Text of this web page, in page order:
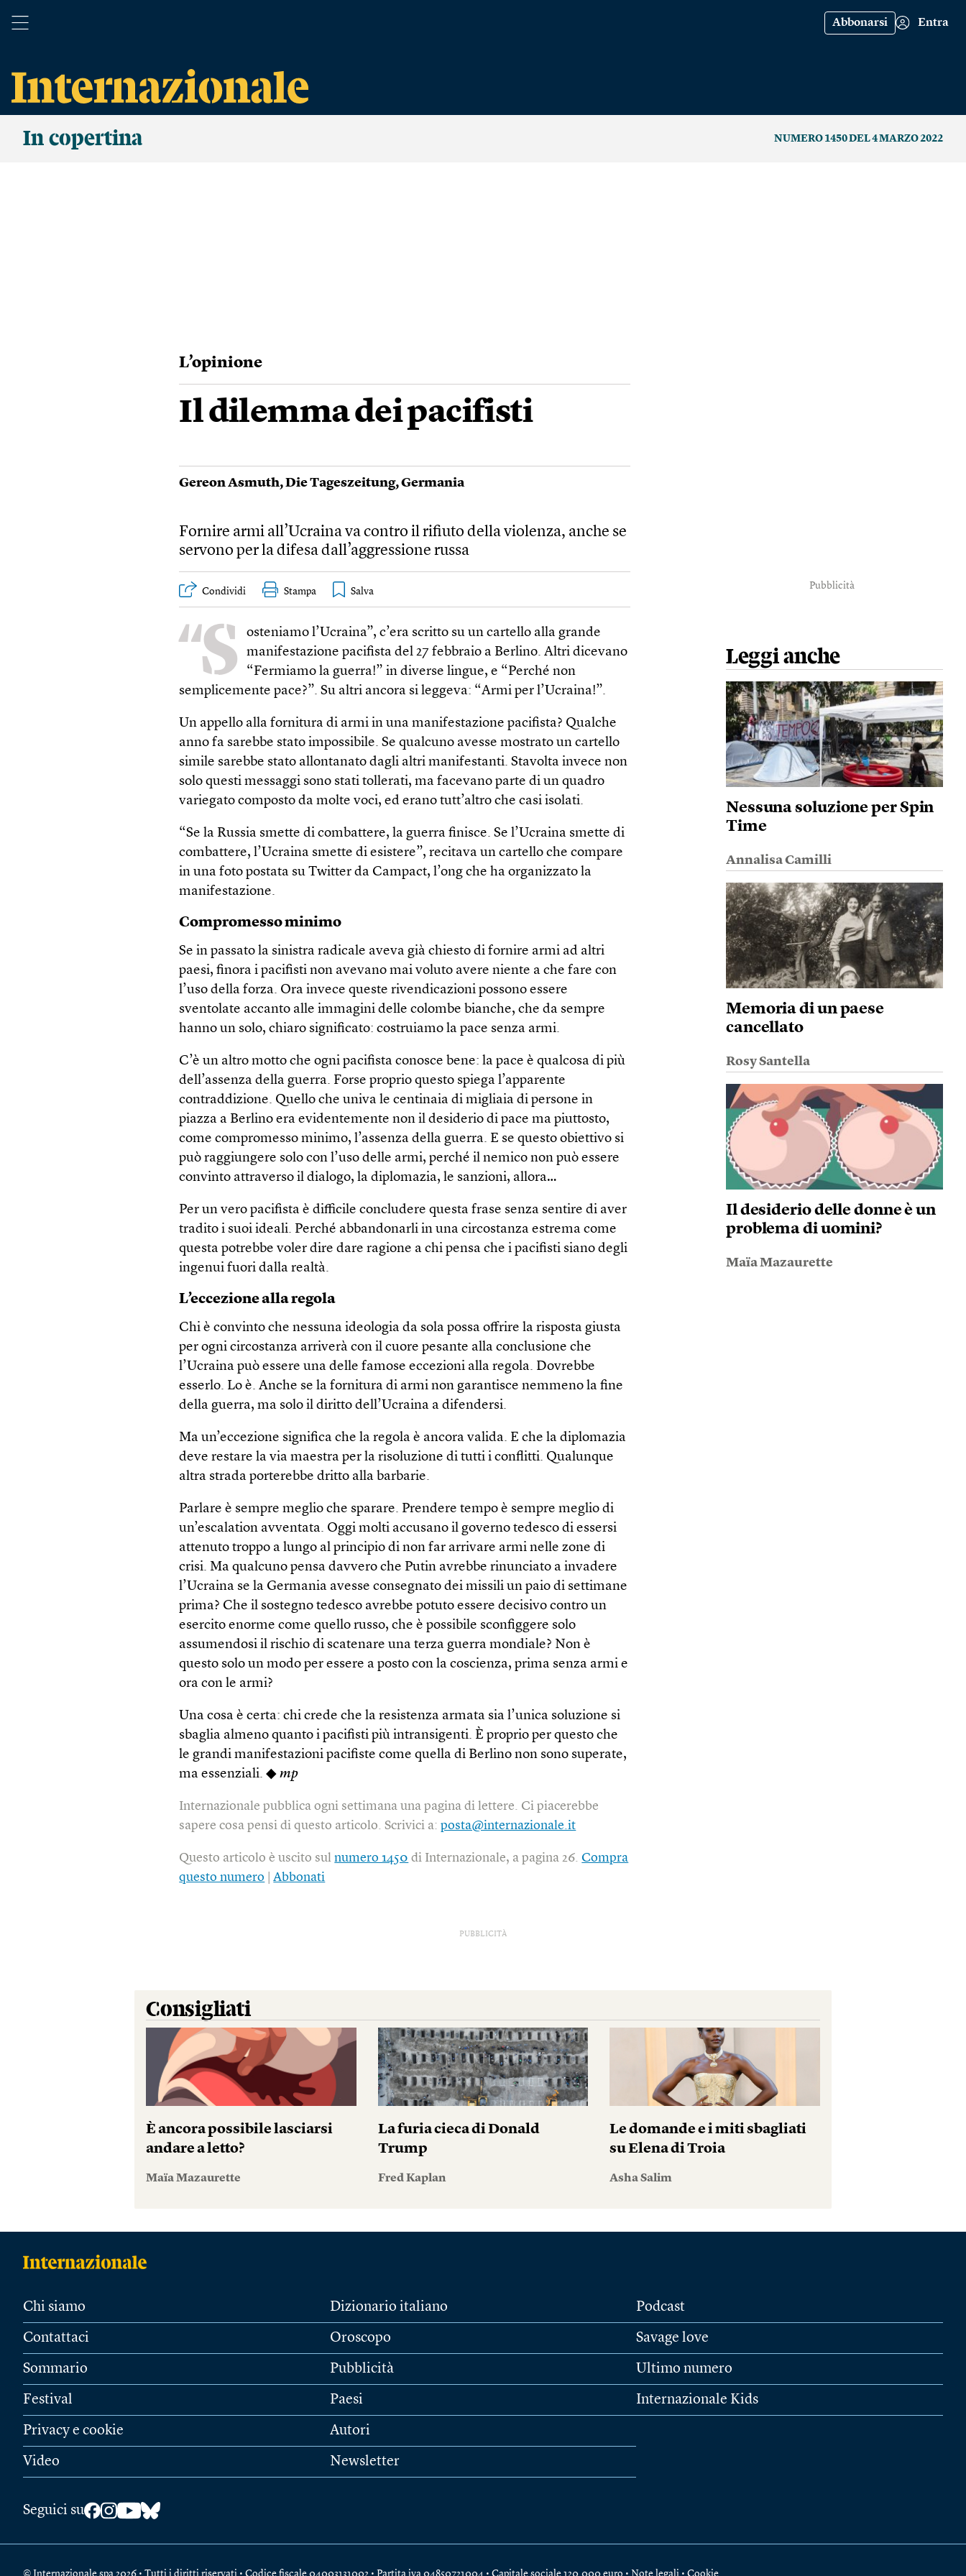
Abbonarsi Entra
In copertina NUMERO 1450 DEL 4 MARZO 2022
L’opinione
Il dilemma dei pacifisti
Gereon Asmuth,Die Tageszeitung,Germania
Fornire armi all’Ucraina va contro il rifiuto della violenza, anche se
servono per la difesa dall’aggressione russa
Condividi Stampa
“S
osteniamo l’Ucraina”, c’era scritto su un cartello alla grande
manifestazione pacifista del 27 febbraio a Berlino. Altri dicevano
“Fermiamo la guerra!” in diverse lingue, e “Perché non
semplicemente pace?”. Su altri ancora si leggeva: “Armi per l’Ucraina!”.
Un appello alla fornitura di armi in una manifestazione pacifista? Qualche
anno fa sarebbe stato impossibile. Se qualcuno avesse mostrato un cartello
simile sarebbe stato allontanato dagli altri manifestanti. Stavolta invece non
solo questi messaggi sono stati tollerati, ma facevano parte di un quadro
variegato composto da molte voci, ed erano tutt’altro che casi isolati.
“Se la Russia smette di combattere, la guerra finisce. Se l’Ucraina smette di
combattere, l’Ucraina smette di esistere”, recitava un cartello che compare
in una foto postata su Twitter da Campact, l’ong che ha organizzato la
manifestazione.
Compromesso minimo
Se in passato la sinistra radicale aveva già chiesto di fornire armi ad altri
paesi, finora i pacifisti non avevano mai voluto avere niente a che fare con
l’uso della forza. Ora invece queste rivendicazioni possono essere
sventolate accanto alle immagini delle colombe bianche, che da sempre
hanno un solo, chiaro significato: costruiamo la pace senza armi.
C’è un altro motto che ogni pacifista conosce bene: la pace è qualcosa di più
dell’assenza della guerra. Forse proprio questo spiega l’apparente
contraddizione. Quello che univa le centinaia di migliaia di persone in
piazza a Berlino era evidentemente non il desiderio di pace ma piuttosto,
come compromesso minimo, l’assenza della guerra. E se questo obiettivo si
può raggiungere solo con l’uso delle armi, perché il nemico non può essere
convinto attraverso il dialogo, la diplomazia, le sanzioni, allora…
Per un vero pacifista è difficile concludere questa frase senza sentire di aver
tradito i suoi ideali. Perché abbandonarli in una circostanza estrema come
questa potrebbe voler dire dare ragione a chi pensa che i pacifisti siano degli
ingenui fuori dalla realtà.
L’eccezione alla regola
Chi è convinto che nessuna ideologia da sola possa offrire la risposta giusta
per ogni circostanza arriverà con il cuore pesante alla conclusione che
l’Ucraina può essere una delle famose eccezioni alla regola. Dovrebbe
esserlo. Lo è. Anche se la fornitura di armi non garantisce nemmeno la fine
della guerra, ma solo il diritto dell’Ucraina a difendersi.
Ma un’eccezione significa che la regola è ancora valida. E che la diplomazia
deve restare la via maestra per la risoluzione di tutti i conflitti. Qualunque
altra strada porterebbe dritto alla barbarie.
Parlare è sempre meglio che sparare. Prendere tempo è sempre meglio di
un’escalation avventata. Oggi molti accusano il governo tedesco di essersi
attenuto troppo a lungo al principio di non far arrivare armi nelle zone di
crisi. Ma qualcuno pensa davvero che Putin avrebbe rinunciato a invadere
l’Ucraina se la Germania avesse consegnato dei missili un paio di settimane
prima? Che il sostegno tedesco avrebbe potuto essere decisivo contro un
esercito enorme come quello russo, che è possibile sconfiggere solo
assumendosi il rischio di scatenare una terza guerra mondiale? Non è
questo solo un modo per essere a posto con la coscienza, prima senza armi e
ora con le armi?
Una cosa è certa: chi crede che la resistenza armata sia l’unica soluzione si
sbaglia almeno quanto i pacifisti più intransigenti. È proprio per questo che
le grandi manifestazioni pacifiste come quella di Berlino non sono superate,
ma essenziali. ◆mp
Internazionale pubblica ogni settimana una pagina di lettere. Ci piacerebbe
sapere cosa pensi di questo articolo. Scrivici a:posta@internazionale.it
Questo articolo è uscito sulnumero 1450 di Internazionale, a pagina 26.Compra
questo numero
Abbonati
Pubblicità
Leggi anche
Nessuna soluzione per Spin
Time
Annalisa Camilli
Memoria di un paese
cancellato
Rosy Santella
Il desiderio delle donne è un
problema di uomini?
Maïa Mazaurette
PUBBLICITÀ
Consigliati
È ancora possibile lasciarsi
andare a letto?
Maïa Mazaurette
La furia cieca di Donald
Trump
Fred Kaplan
Le domande e i miti sbagliati
su Elena di Troia
Asha Salim
Chi siamo
Contattaci
Sommario
Festival
Privacy e cookie
Video
Dizionario italiano
Oroscopo
Pubblicità
Paesi
Autori
Newsletter
Podcast
Savage love
Ultimo numero
Internazionale Kids
Seguici su
© Internazionale spa 2026 • Tutti i diritti riservati • Codice fiscale 04003131002 • Partita iva 04850721004 • Capitale sociale 120.000 euro • Note legali • Cookie